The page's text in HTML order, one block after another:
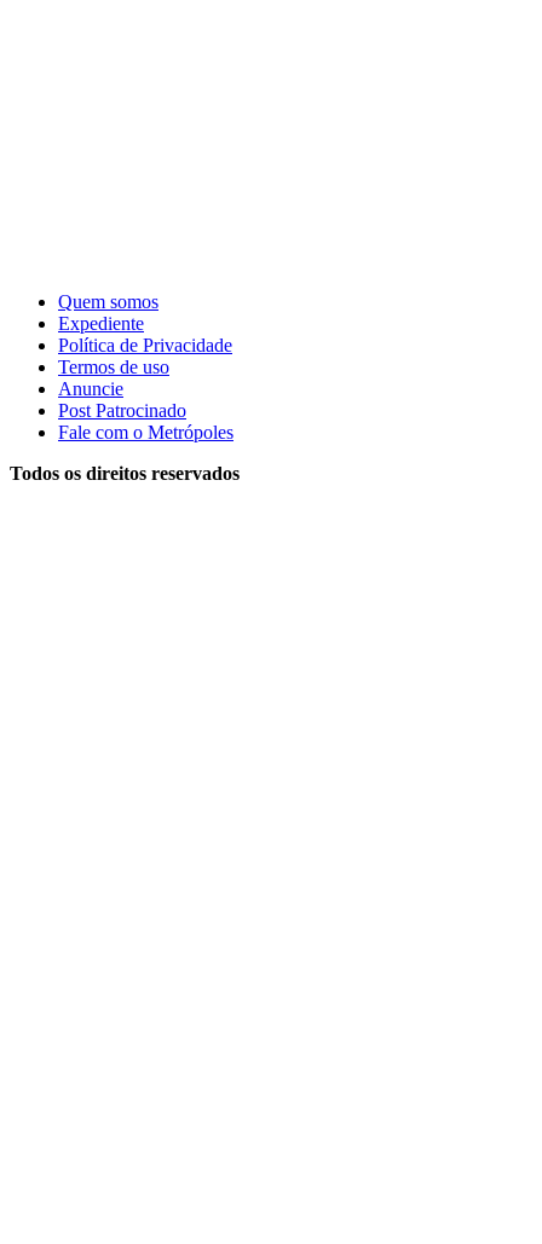
Quem somos
Expediente
Política de Privacidade
Termos de uso
Anuncie
Post Patrocinado
Fale com o Metrópoles
Todos os direitos reservados